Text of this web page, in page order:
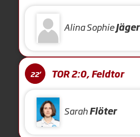
Alina SophieJäger
22' TOR 2:0, Feldtor
SarahFlöter